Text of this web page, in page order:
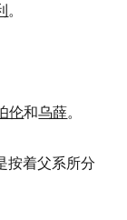
。
伦和乌薛。
按着父系所分